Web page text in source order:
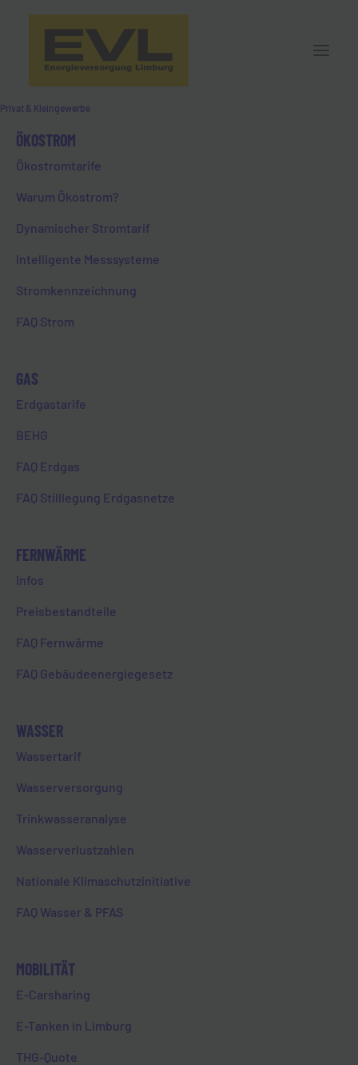
Privat & Kleingewerbe
ÖKOSTROM
Ökostromtarife
Warum Ökostrom?
Dynamischer Stromtarif
Intelligente Messsysteme
Stromkennzeichnung
FAQ Strom
GAS
Erdgastarife
BEHG
FAQ Erdgas
FAQ Stilllegung Erdgasnetze
FERNWÄRME
Infos
Preisbestandteile
FAQ Fernwärme
FAQ Gebäudeenergiegesetz
WASSER
Wassertarif
Wasserversorgung
Trinkwasseranalyse
Wasserverlustzahlen
Nationale Klimaschutzinitiative
FAQ Wasser & PFAS
MOBILITÄT
E-Carsharing
E-Tanken in Limburg
THG-Quote
11. September 2024
ABKOCHGEBOT IN LIMBURG UND
STADTTEILEN AUFGEHOBEN
Die Wasserwerke der Stadt Limburg,
Gesundheitsamt Limburg-Weilburg das
Auswertungen der Wasserproben haben
aeruginosa vollständig aus dem Trinkwasser
dem Trinkwasser entfernt ist, dauert es
Für Limburg und Stadtteile galt ein
vollständiges Abkochgebot, nachdem
Trinkwasserversorgung festgelegte Grenzwert
für den Parameter Pseudomonas aeruginosa
Erkenntnis führten die Wasserwerke der Stadt
Chlorungen sowie Rohrnetzspülungen und
neuesten Auswertungen der Wasserproben
aus der Trinkwasserversorgung erfolgreich
für Limburg und Stadtteile ab sofort